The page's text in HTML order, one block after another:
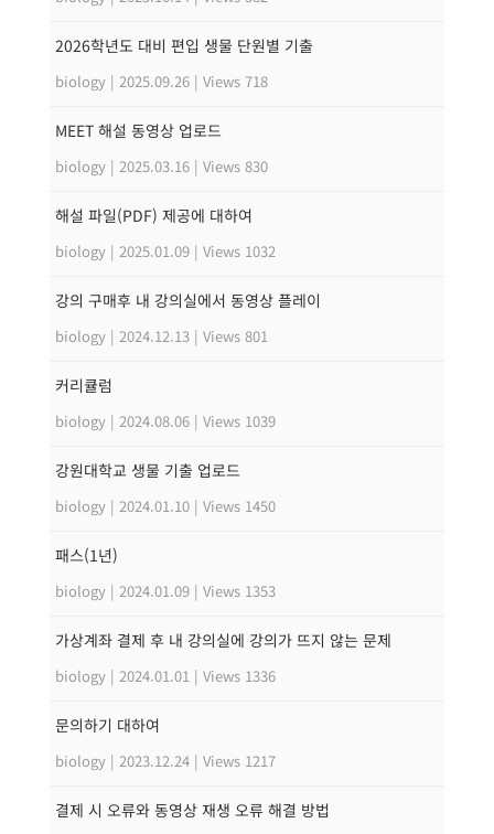
2026학년도 대비 편입 생물 단원별 기출
biology | 2025.09.26 | Views 718
MEET 해설 동영상 업로드
biology | 2025.03.16 | Views 830
해설 파일(PDF) 제공에 대하여
biology | 2025.01.09 | Views 1032
강의 구매후 내 강의실에서 동영상 플레이
biology | 2024.12.13 | Views 801
커리큘럼
biology | 2024.08.06 | Views 1039
강원대학교 생물 기출 업로드
biology | 2024.01.10 | Views 1450
패스(1년)
biology | 2024.01.09 | Views 1353
가상계좌 결제 후 내 강의실에 강의가 뜨지 않는 문제
biology | 2024.01.01 | Views 1336
문의하기 대하여
biology | 2023.12.24 | Views 1217
결제 시 오류와 동영상 재생 오류 해결 방법